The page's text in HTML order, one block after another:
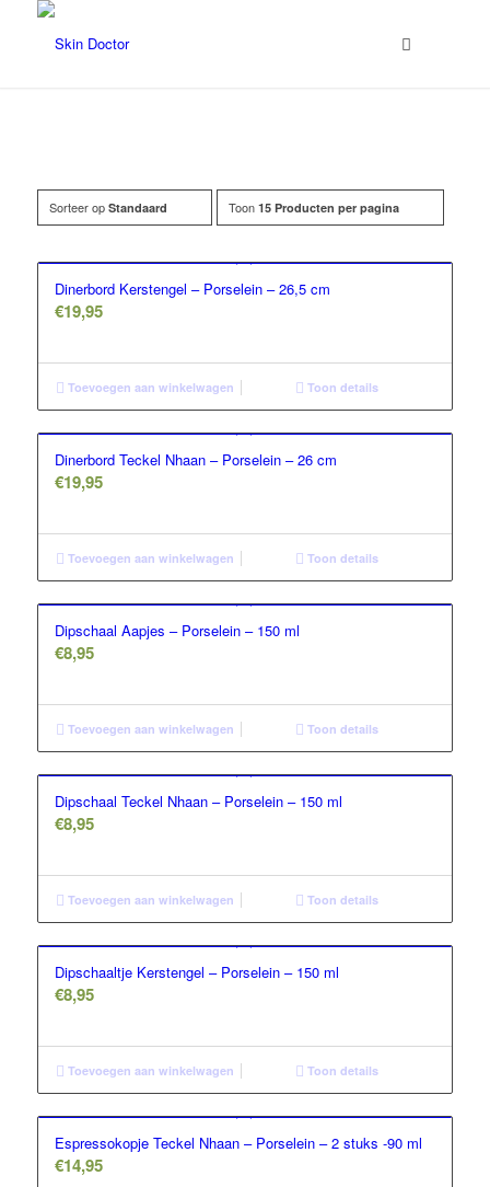
Prijs
Sorteer op Standaard Toon 15 Producten per pagina
Dinerbord Kerstengel – Porselein – 26,5 cm
€19,95
Toevoegen aan winkelwagen Toon details
Dinerbord Teckel Nhaan – Porselein – 26 cm
€19,95
Toevoegen aan winkelwagen Toon details
Dipschaal Aapjes – Porselein – 150 ml
€8,95
Toevoegen aan winkelwagen Toon details
Dipschaal Teckel Nhaan – Porselein – 150 ml
€8,95
Toevoegen aan winkelwagen Toon details
Dipschaaltje Kerstengel – Porselein – 150 ml
€8,95
Toevoegen aan winkelwagen Toon details
Espressokopje Teckel Nhaan – Porselein – 2 stuks -90 ml
€14,95